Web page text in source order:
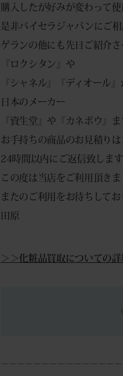
購入したが好みが変わって
是非バイセラジャパンにご
ゲランの他にも先日ご紹介
『ロクシタン』や
『シャネル』『ディオール』
日本のメーカー
『資生堂』や『カネボウ』
お手持ちの商品のお見積りは
24時間以内にご返信致します
この度は当店をご利用頂き
またのご利用をお待ちしてお
田原
＞＞化粧品買取についての
－－－－－－－－－－－－－－－